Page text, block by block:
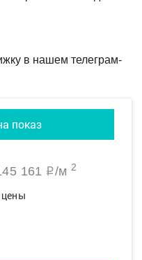
в нашем телеграм-
показ
161 q/м 2